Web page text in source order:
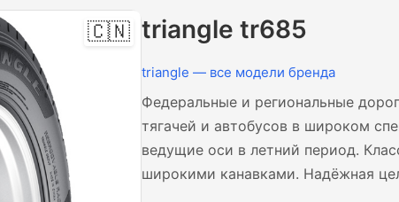
🇨🇳 triangle tr685
triangle — все модели бренда
Федеральные и региональные
тягачей и автобусов в широком
ведущие оси в летний период.
широкими канавками. Надёжная